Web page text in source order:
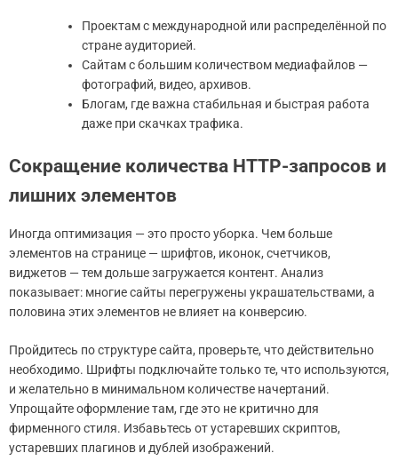
Проектам с международной или распределённой по
стране аудиторией.
Сайтам с большим количеством медиафайлов —
фотографий, видео, архивов.
Блогам, где важна стабильная и быстрая работа
даже при скачках трафика.
Сокращение количества HTTP-запросов и
лишних элементов
Иногда оптимизация — это просто уборка. Чем больше
элементов на странице — шрифтов, иконок, счетчиков,
виджетов — тем дольше загружается контент. Анализ
показывает: многие сайты перегружены украшательствами, а
половина этих элементов не влияет на конверсию.
Пройдитесь по структуре сайта, проверьте, что действительно
необходимо. Шрифты подключайте только те, что используются,
и желательно в минимальном количестве начертаний.
Упрощайте оформление там, где это не критично для
фирменного стиля. Избавьтесь от устаревших скриптов,
устаревших плагинов и дублей изображений.